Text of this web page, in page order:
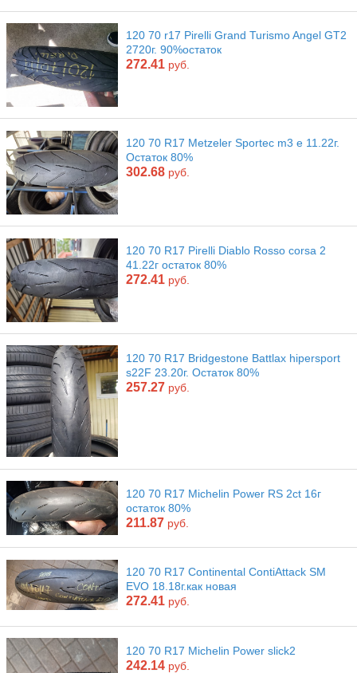
120 70 r17 Pirelli Grand Turismo Angel GT2
2720г. 90%остаток
272.41 руб.
120 70 R17 Metzeler Sportec m3 e 11.22г.
Остаток 80%
302.68 руб.
120 70 R17 Pirelli Diablo Rosso corsa 2
41.22г остаток 80%
272.41 руб.
120 70 R17 Bridgestone Battlax hipersport
s22F 23.20г. Остаток 80%
257.27 руб.
120 70 R17 Michelin Power RS 2ct 16г
остаток 80%
211.87 руб.
120 70 R17 Continental ContiAttack SM
EVO 18.18г.как новая
272.41 руб.
120 70 R17 Michelin Power slick2
242.14 руб.